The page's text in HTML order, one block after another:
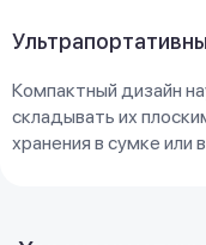
Компактный дизайн
складывать их
хранения в сумке или